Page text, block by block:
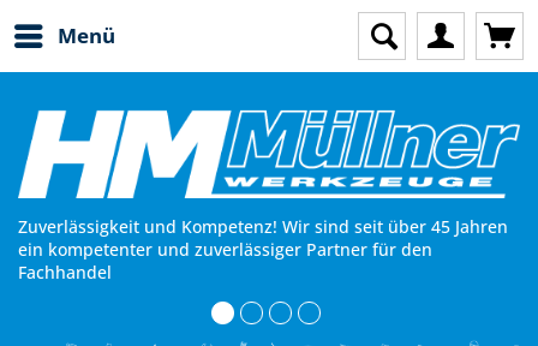
Menü
Zuverlässigkeit und Kompetenz! Wir sind seit über 45 Jahren
ein kompetenter und zuverlässiger Partner für den
Fachhandel